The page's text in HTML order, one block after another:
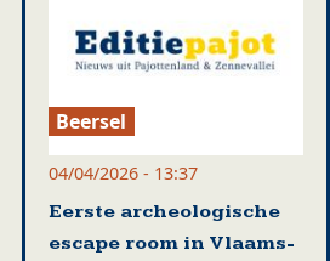
Beersel
04/04/2026 - 13:37
Eerste archeologische
escape room in Vlaams-